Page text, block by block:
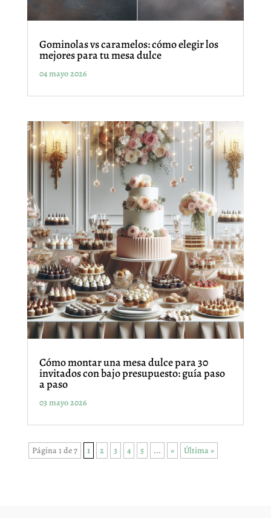
Gominolas vs caramelos: cómo elegir los
mejores para tu mesa dulce
04 mayo 2026
Cómo montar una mesa dulce para 30
invitados con bajo presupuesto: guía paso
a paso
03 mayo 2026
Página 1 de 7 1 2 3 4 5 ... » Última »